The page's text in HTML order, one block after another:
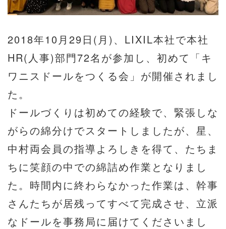
2018年10月29日(月)、LIXIL本社で本社
HR(人事)部門72名が参加し、初めて「キ
ワニスドールをつくる会」が開催されまし
た。
ドールづくりは初めての経験で、緊張しな
がらの綿分けでスタートしましたが、星、
中村両会員の指導よろしきを得て、たちま
ちに笑顔の中での綿詰め作業となりまし
た。時間内に終わらなかった作業は、幹事
さんたちが居残ってすべて完成させ、立派
なドールを事務局に届けてくださいまし